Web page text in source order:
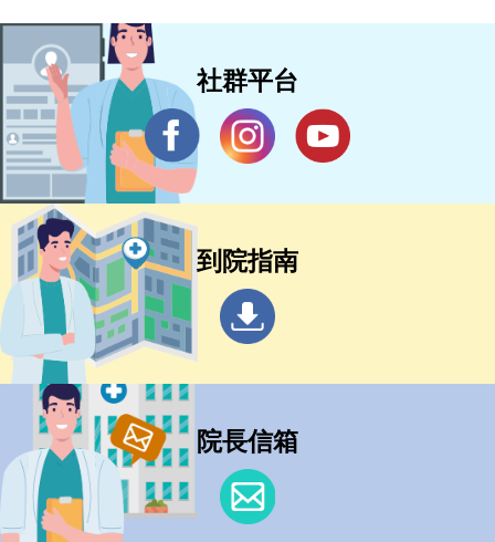
社群平台
到院指南
院長信箱